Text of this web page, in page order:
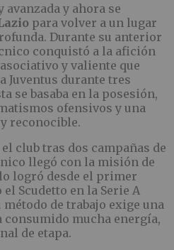
avanzada y ahora se
para volver a un lugar
Durante su anterior
conquistó a la afición
y valiente que
Juventus durante tres
se basaba en la posesión,
ofensivos y una
reconocible.
club tras dos campañas de
llegó con la misión de
logró desde el primer
Scudetto en la Serie A
método de trabajo exige una
mucha energía,
de etapa.